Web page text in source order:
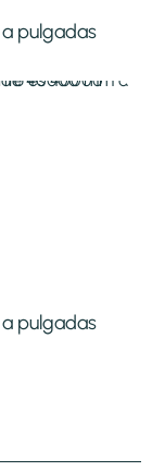
pulgadas
pulgadas